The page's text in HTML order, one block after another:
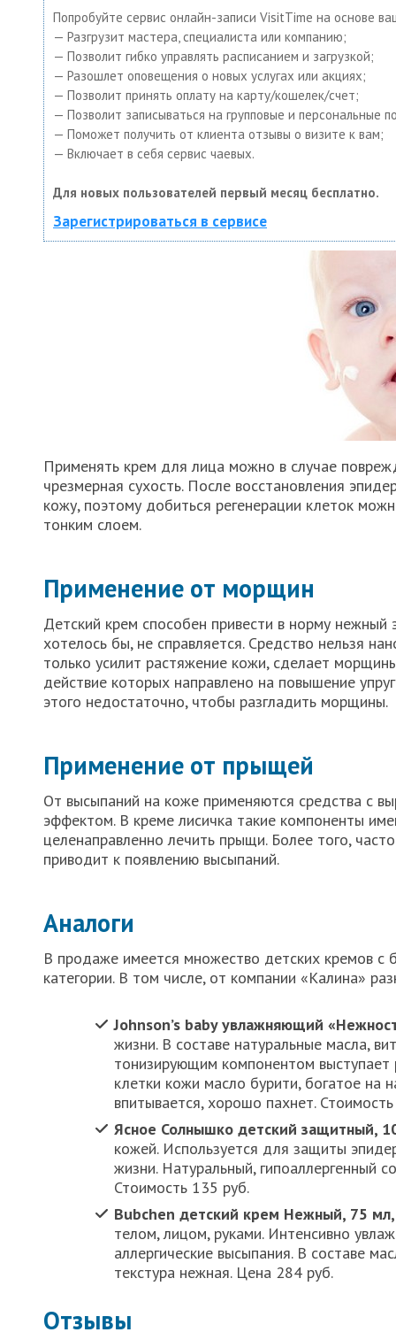
Попробуйте сервис онлайн-записи VisitTime на основе
— Разгрузит мастера, специалиста или компанию;
— Позволит гибко управлять расписанием и загрузкой;
— Разошлет оповещения о новых услугах или акциях;
— Позволит принять оплату на карту/кошелек/счет;
— Позволит записываться на групповые и персональные
— Поможет получить от клиента отзывы о визите к вам;
— Включает в себя сервис чаевых.
Для новых пользователей первый месяц бесплатно.
Зарегистрироваться в сервисе
Применять крем для лица можно в случае
чрезмерная сухость. После восстановления
кожу, поэтому добиться регенерации клеток
тонким слоем.
Применение от морщин
Детский крем способен привести в норму нежный
хотелось бы, не справляется. Средство нельзя
только усилит растяжение кожи, сделает
действие которых направлено на повышение
этого недостаточно, чтобы разгладить морщины.
Применение от прыщей
От высыпаний на коже применяются средства с
эффектом. В креме лисичка такие компоненты
целенаправленно лечить прыщи. Более того,
приводит к появлению высыпаний.
Аналоги
В продаже имеется множество детских кремов с
категории. В том числе, от компании «Калина»
Johnson’s baby увлажняющий
жизни. В составе натуральные масла,
тонизирующим компонентом
клетки кожи масло бурити, богатое на
впитывается, хорошо пахнет.
Ясное Солнышко детский защитный,
кожей. Используется для защиты
жизни. Натуральный, гипоаллергенный
Стоимость 135 руб.
Bubchen детский крем Нежный, 75
телом, лицом, руками. Интенсивно
аллергические высыпания. В составе
текстура нежная. Цена 284 руб.
Отзывы